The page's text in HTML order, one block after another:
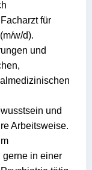
für
w/d).
und
und
Arbeitsweise.
gerne in einer